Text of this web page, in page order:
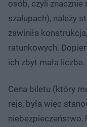
osób, czyli
szalupach), należy
zawiniła
ratunkowych.
ich zbyt mała liczba.
Cena biletu (który
rejs, była więc
niebezpieczeństwo,